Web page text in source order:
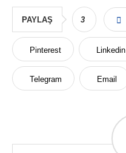
PAYLAŞ 3
Pinterest Linkedin
Telegram Email